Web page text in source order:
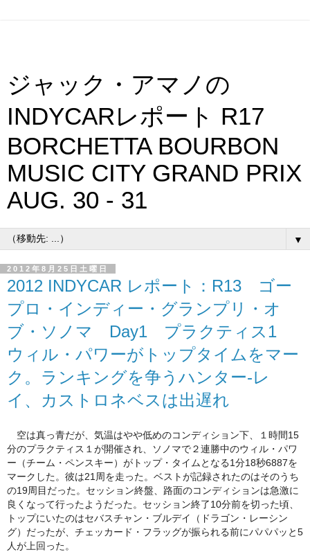
ジャック・アマノの
INDYCARレポート R17
BORCHETTA BOURBON
MUSIC CITY GRAND PRIX
AUG. 30 - 31
▼
2012年8月25日土曜日
2012 INDYCAR レポート：R13 ゴー
プロ・インディー・グランプリ・オ
ブ・ソノマ Day1 プラクティス1
ウィル・パワーがトップタイムをマー
ク。ランキングを争うハンター-レ
イ、カストロネベスは出遅れ
空は真っ青だが、気温はやや低めのコンディション下、
１時間15
分のプラクティス１が開催され、
ソノマで２連勝中のウィル・パワ
ー（チーム・ペンスキー） がトップ・タイムとなる1分18秒6887を
マークした。 彼は21周を走った。 ベストが記録されたのはそのうち
の19周目だった。 セッション終盤、 路面のコンディションは急激に
良くなって行ったようだった。 セッション終了10分前を切った頃、
トップにいたのはセバスチャン・ブルデイ（ドラゴン・ レーシン
グ）だったが、チェッカード・ フラッグが振られる前にパパパッと5
人が上回った。